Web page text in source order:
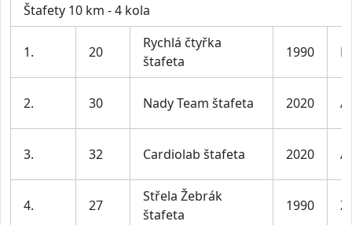
Štafety 10 km - 4 kola
1. 20
Rychlá čtyřka
štafeta
1990 M
2. 30 Nady Team štafeta 2020 A
3. 32 Cardiolab štafeta 2020 A
4. 27
Střela Žebrák
štafeta
1990 Ž